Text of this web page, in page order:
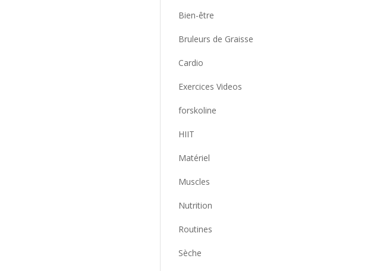
Bien-être
Bruleurs de Graisse
Cardio
Exercices Videos
forskoline
HIIT
Matériel
Muscles
Nutrition
Routines
Sèche